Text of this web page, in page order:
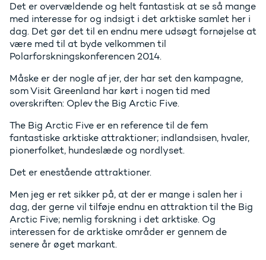
Det er overvældende og helt fantastisk at se så mange
med interesse for og indsigt i det arktiske samlet her i
dag. Det gør det til en endnu mere udsøgt fornøjelse at
være med til at byde velkommen til
Polarforskningskonferencen 2014.
Måske er der nogle af jer, der har set den kampagne,
som Visit Greenland har kørt i nogen tid med
overskriften: Oplev the Big Arctic Five.
The Big Arctic Five er en reference til de fem
fantastiske arktiske attraktioner; indlandsisen, hvaler,
pionerfolket, hundeslæde og nordlyset.
Det er enestående attraktioner.
Men jeg er ret sikker på, at der er mange i salen her i
dag, der gerne vil tilføje endnu en attraktion til the Big
Arctic Five; nemlig forskning i det arktiske. Og
interessen for de arktiske områder er gennem de
senere år øget markant.